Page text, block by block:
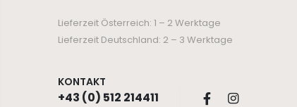
Lieferzeit Österreich: 1 – 2 Werktage
Lieferzeit Deutschland: 2 – 3 Werktage
KONTAKT
+43 (0) 512 214411